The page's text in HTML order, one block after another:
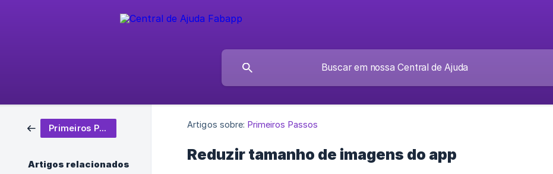
Primeiros Passos
Artigos relacionados
Artigos sobre: Primeiros Passos
Reduzir tamanho de imagens do app